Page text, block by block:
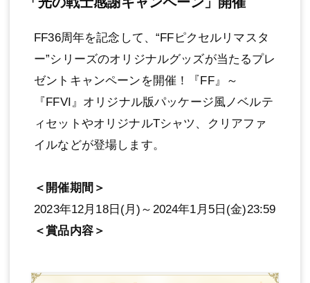
FF36周年を記念して、“FFピクセルリマスタ
ー”シリーズのオリジナルグッズが当たるプレ
ゼントキャンペーンを開催！『FF』～
『FFVI』オリジナル版パッケージ風ノベルテ
ィセットやオリジナルTシャツ、クリアファ
イルなどが登場します。
＜開催期間＞
2023年12月18日(月)～2024年1月5日(金)23:59
＜賞品内容＞